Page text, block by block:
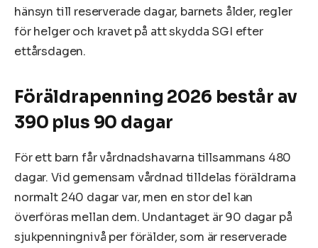
hänsyn till reserverade dagar, barnets ålder, regler
för helger och kravet på att skydda SGI efter
ettårsdagen.
Föräldrapenning 2026 består av
390 plus 90 dagar
För ett barn får vårdnadshavarna tillsammans 480
dagar. Vid gemensam vårdnad tilldelas föräldrarna
normalt 240 dagar var, men en stor del kan
överföras mellan dem. Undantaget är 90 dagar på
sjukpenningnivå per förälder, som är reserverade